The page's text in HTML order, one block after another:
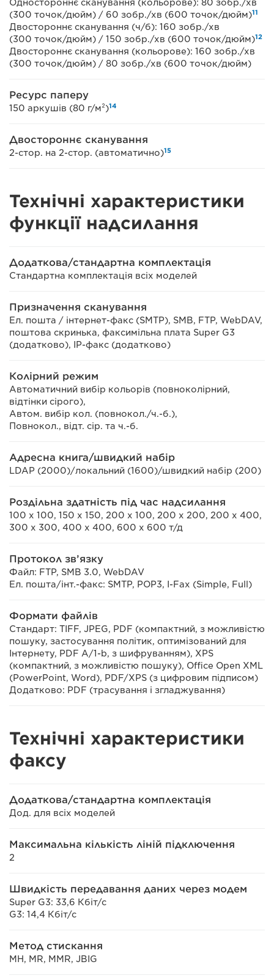
Одностороннє сканування (кольорове): 80 зобр./хв
(300 точок/дюйм) / 60 зобр./хв (600 точок/дюйм)11
Двостороннє сканування (ч/б): 160 зобр./хв
(300 точок/дюйм) / 150 зобр./хв (600 точок/дюйм)12
Двостороннє сканування (кольорове): 160 зобр./хв
(300 точок/дюйм) / 80 зобр./хв (600 точок/дюйм)
Ресурс паперу
150 аркушів (80 г/м²)14
Двостороннє сканування
2-стор. на 2-стор. (автоматично)15
Технічні характеристики
функції надсилання
Додаткова/стандартна комплектація
Стандартна комплектація всіх моделей
Призначення сканування
Ел. пошта / інтернет-факс (SMTP), SMB, FTP, WebDAV,
поштова скринька, факсимільна плата Super G3
(додатково), IP-факс (додатково)
Колірний режим
Автоматичний вибір кольорів (повноколірний,
відтінки сірого),
Автом. вибір кол. (повнокол./ч.-б.),
Повнокол., відт. сір. та ч.-б.
Адресна книга/швидкий набір
LDAP (2000)/локальний (1600)/швидкий набір (200)
Роздільна здатність під час надсилання
100 x 100, 150 x 150, 200 x 100, 200 x 200, 200 x 400,
300 x 300, 400 x 400, 600 x 600 т/д
Протокол зв’язку
Файл: FTP, SMB 3.0, WebDAV
Ел. пошта/інт.-факс: SMTP, POP3, I-Fax (Simple, Full)
Формати файлів
Стандарт: TIFF, JPEG, PDF (компактний, з можливістю
пошуку, застосування політик, оптимізований для
Інтернету, PDF A/1-b, з шифруванням), XPS
(компактний, з можливістю пошуку), Office Open XML
(PowerPoint, Word), PDF/XPS (з цифровим підписом)
Додатково: PDF (трасування і згладжування)
Технічні характеристики
факсу
Додаткова/стандартна комплектація
Дод. для всіх моделей
Максимальна кількість ліній підключення
2
Швидкість передавання даних через модем
Super G3: 33,6 Кбіт/с
G3: 14,4 Кбіт/с
Метод стискання
MH, MR, MMR, JBIG